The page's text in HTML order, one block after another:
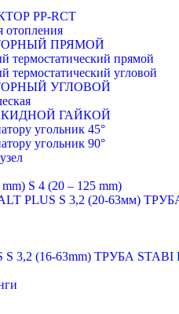
PP-RCT
отопления
ПРЯМОЙ
термостатический прямой
термостатический угловой
УГЛОВОЙ
ГАЙКОЙ
угольник 45°
угольник 90°
S 4 (20 – 125 mm)
PLUS S 3,2 (20-63мм)
3,2 (16-63mm) ТРУБА STABI